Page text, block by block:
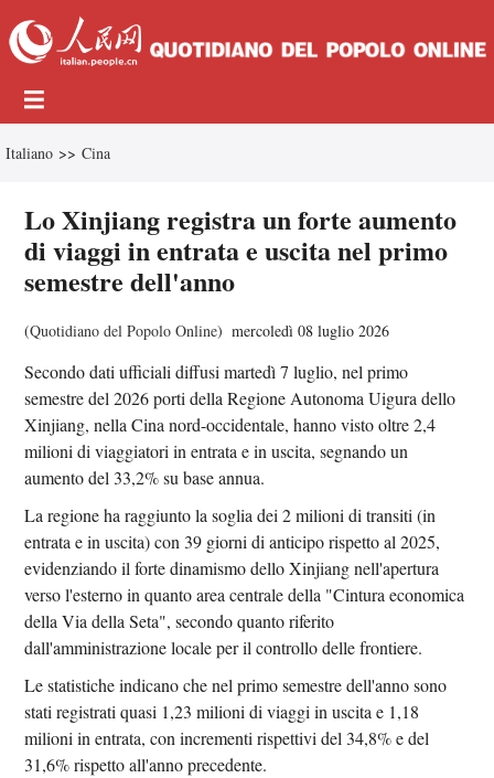
Italiano >> Cina
Lo Xinjiang registra un forte aumento
di viaggi in entrata e uscita nel primo
semestre dell'anno
(Quotidiano del Popolo Online) mercoledì 08 luglio 2026
Secondo dati ufficiali diffusi martedì 7 luglio, nel primo
semestre del 2026 porti della Regione Autonoma Uigura dello
Xinjiang, nella Cina nord-occidentale, hanno visto oltre 2,4
milioni di viaggiatori in entrata e in uscita, segnando un
aumento del 33,2% su base annua.
La regione ha raggiunto la soglia dei 2 milioni di transiti (in
entrata e in uscita) con 39 giorni di anticipo rispetto al 2025,
evidenziando il forte dinamismo dello Xinjiang nell'apertura
verso l'esterno in quanto area centrale della "Cintura economica
della Via della Seta", secondo quanto riferito
dall'amministrazione locale per il controllo delle frontiere.
Le statistiche indicano che nel primo semestre dell'anno sono
stati registrati quasi 1,23 milioni di viaggi in uscita e 1,18
milioni in entrata, con incrementi rispettivi del 34,8% e del
31,6% rispetto all'anno precedente.